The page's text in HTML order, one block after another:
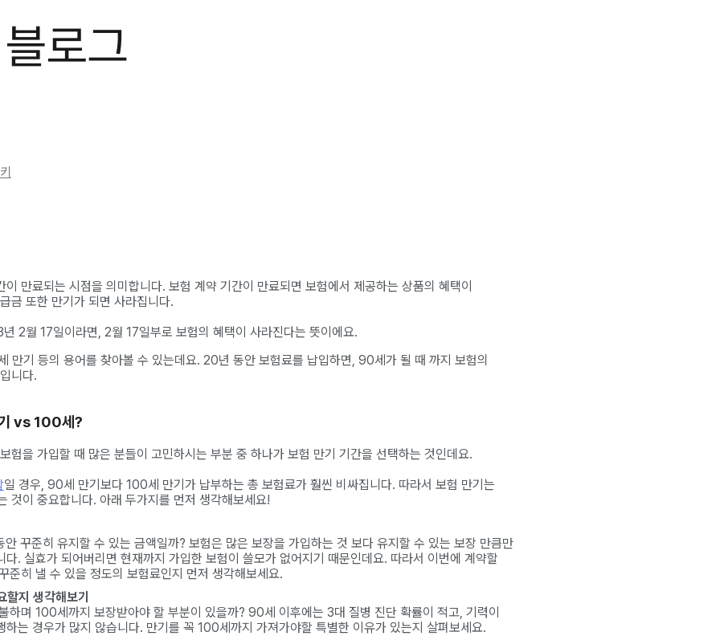
만료되는 시점을 의미합니다. 보험 계약 기간이 만료되면 보험에서 제공하는 상품의 혜택이
금 또한 만기가 되면 사라집니다.
2월 17일이라면, 2월 17일부로 보험의 혜택이 사라진다는 뜻이에요.
만기 등의 용어를 찾아볼 수 있는데요. 20년 동안 보험료를 납입하면, 90세가 될 때 까지 보험의
니다.
vs 100세?
험을 가입할 때 많은 분들이 고민하시는 부분 중 하나가 보험 만기 기간을 선택하는 것인데요.
일 경우, 90세 만기보다 100세 만기가 납부하는 총 보험료가 훨씬 비싸집니다. 따라서 보험 만기는
것이 중요합니다. 아래 두가지를 먼저 생각해보세요!
꾸준히 유지할 수 있는 금액일까? 보험은 많은 보장을 가입하는 것 보다 유지할 수 있는 보장 만큼만
다. 실효가 되어버리면 현재까지 가입한 보험이 쓸모가 없어지기 때문인데요. 따라서 이번에 계약할
준히 낼 수 있을 정도의 보험료인지 먼저 생각해보세요.
지 생각해보기
하며 100세까지 보장받아야 할 부분이 있을까? 90세 이후에는 3대 질병 진단 확률이 적고, 기력이
하는 경우가 많지 않습니다. 만기를 꼭 100세까지 가져가야할 특별한 이유가 있는지 살펴보세요.